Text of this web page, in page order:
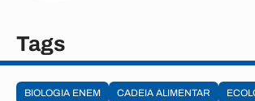
Tags
BIOLOGIA ENEM CADEIA ALIMENTAR